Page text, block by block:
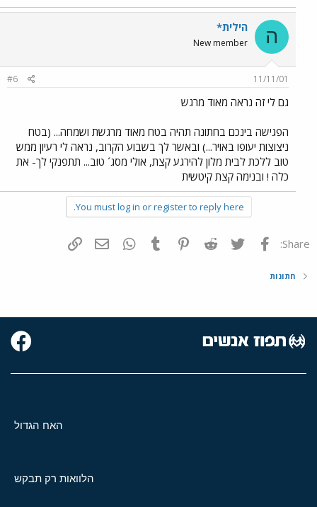
ה הילית*
New member
11/11/01
#6
גם לי זה נראה מאוד מרגש
הפגישה בינכם בחתונה תהיה בטח מאוד מרגשת ושמחה... (בטח
ניצוצות יעופו באויר...) ובאשר לך בשבוע הקרוב, נראה לי רעיון ממש
טוב ללכת לבית מלון להירגע קצת, אולי מסג´ טוב... תתפנקי לך- את
כלה ! ובנימה קצת קיטשית
You must log in or register to reply here.
Share: פייסבוק Twitter
Reddit
Pinterest
Tumblr
WhatsAppדואר אלקטרוני
חתונות
האח הגדול
הלוואות רק תבקש